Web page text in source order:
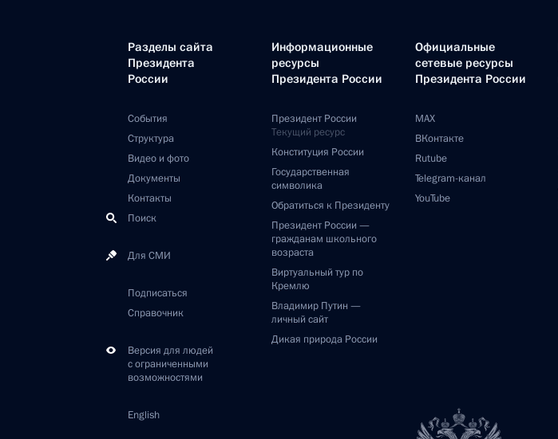
Разделы сайта
Президента
России
События
Структура
Видео и фото
Документы
Контакты
Поиск
Для СМИ
Подписаться
Справочник
Версия для людей
с ограниченными
возможностями
English
Информационные
ресурсы
Президента России
Президент России
Текущий ресурс
Конституция России
Государственная
символика
Обратиться к Президенту
Президент России —
гражданам школьного
возраста
Виртуальный тур по
Кремлю
Владимир Путин —
личный сайт
Дикая природа России
Официальные
сетевые ресурсы
Президента России
MAX
ВКонтакте
Rutube
Telegram-канал
YouTube